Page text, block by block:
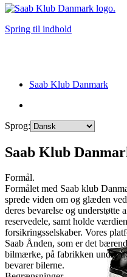
Spring til indhold
Saab Klub Danmark
Sprog:
Saab Klub
Formål.
Formålet med Saab klub
sprede viden om og glæden
deres bevarelse og understøtte
reservedele, samt holde
forsikringsselskaber. Vores
Saab Ånden, som er det
bilmærke, på fabrikken under
bevarer bilerne.